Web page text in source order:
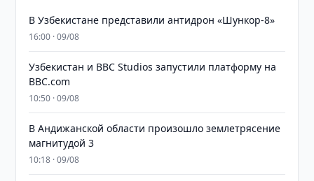
В Узбекистане представили антидрон «Шункор-8»
16:00 · 09/08
Узбекистан и BBC Studios запустили платформу на
BBC.com
10:50 · 09/08
В Андижанской области произошло землетрясение
магнитудой 3
10:18 · 09/08